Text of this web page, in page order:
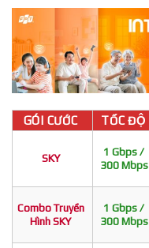
GÓI CƯỚC TỐC ĐỘ
SKY
1 Gbps /
300 Mbps
Combo Truyền
Hình SKY
1 Gbps /
300 Mbps